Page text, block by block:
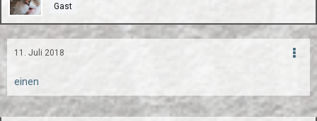
Gast
11. Juli 2018
einen